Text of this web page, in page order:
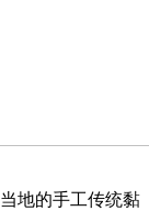
地的手工传统黏